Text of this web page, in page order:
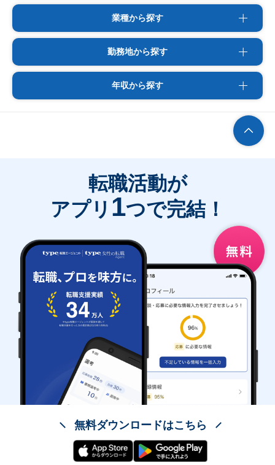
業種から探す
勤務地から探す
年収から探す
転職活動が
アプリ 1つで完結！
無料ダウンロードはこちら